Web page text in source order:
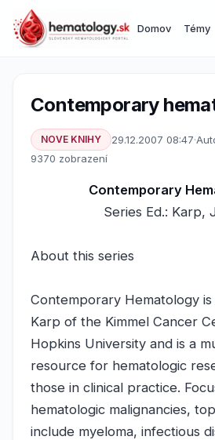
Domov Témy
Contemporary
NOVE KNIHY 29.12.2007 08:47·
9370 zobrazení
Contemporary
Series Ed.: Karp,
About this series
Contemporary Hematology
Karp of the Kimmel Cancer
Hopkins University and is a
resource for hematologic
those in clinical practice.
hematologic malignancies,
include myeloma, infectious